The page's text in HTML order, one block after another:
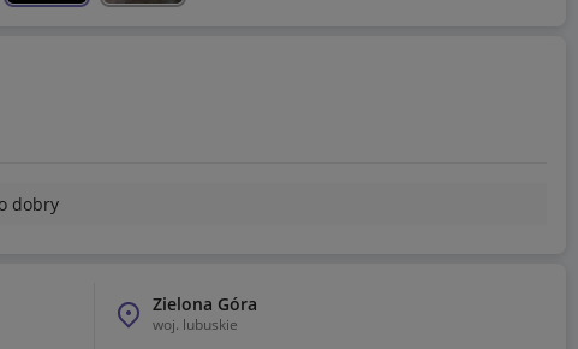
dobry
Zielona Góra
woj. lubuskie